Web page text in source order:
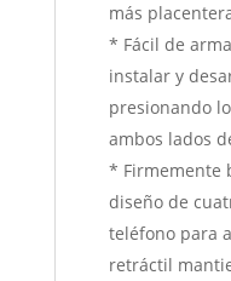
más
* Fácil de
instalar y
presionando
ambos lados
* Firmemente
diseño de
teléfono para
retráctil